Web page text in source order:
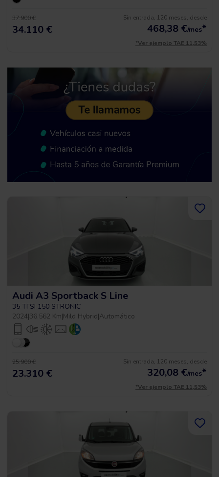
37.900 €
34.110 €
Sin entrada, 120 meses, desde
468,38 €/mes*
*Ver ejemplo TAE 11,53%
Audi A3 Sportback S Line
35 TFSI 150 STRONIC
2024|36.562 Km|Mild Hybrid|Automático
25.900 €
23.310 €
Sin entrada, 120 meses, desde
320,08 €/mes*
*Ver ejemplo TAE 11,53%